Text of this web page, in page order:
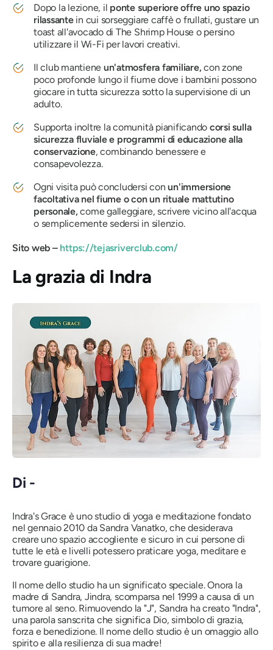
Dopo la lezione, il ponte superiore offre uno spazio
rilassantein cui sorseggiare caffè o frullati, gustare un
toast all'avocado di The Shrimp House o persino
utilizzare il Wi-Fi per lavori creativi.
Il club mantiene un'atmosfera familiare,con zone
poco profonde lungo il fiume dove i bambini possono
giocare in tutta sicurezza sotto la supervisione di un
adulto.
Supporta inoltre la comunità pianificando corsi sulla
sicurezza fluviale e programmi di educazione alla
conservazione, combinando benessere e
consapevolezza.
Ogni visita può concludersi conun'immersione
facoltativa nel fiume o con un rituale mattutino
personale,come galleggiare, scrivere vicino all'acqua
o semplicemente sedersi in silenzio.
Sito web –https://tejasriverclub.com/
La grazia di Indra
Di -
Indra's Grace è uno studio di yoga e meditazione fondato
nel gennaio 2010 da Sandra Vanatko, che desiderava
creare uno spazio accogliente e sicuro in cui persone di
tutte le età e livelli potessero praticare yoga, meditare e
trovare guarigione.
Il nome dello studio ha un significato speciale. Onora la
madre di Sandra, Jindra, scomparsa nel 1999 a causa di un
tumore al seno. Rimuovendo la "J", Sandra ha creato "Indra",
una parola sanscrita che significa Dio, simbolo di grazia,
forza e benedizione. Il nome dello studio è un omaggio allo
spirito e alla resilienza di sua madre!